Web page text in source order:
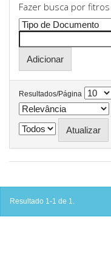
Fazer busca por fitros
Resultados/Página
Resultado 1-1 de 1.